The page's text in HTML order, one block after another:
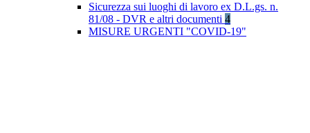
Sicurezza sui luoghi di lavoro ex D.L.gs. n.
81/08 - DVR e altri documenti 4
MISURE URGENTI "COVID-19"